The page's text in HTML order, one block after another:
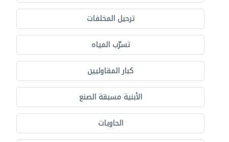
ترحيل المخلفات
تسرّب المياه
كبار المقاوليين
الأبنية مسبقة الصنع
الحاويات